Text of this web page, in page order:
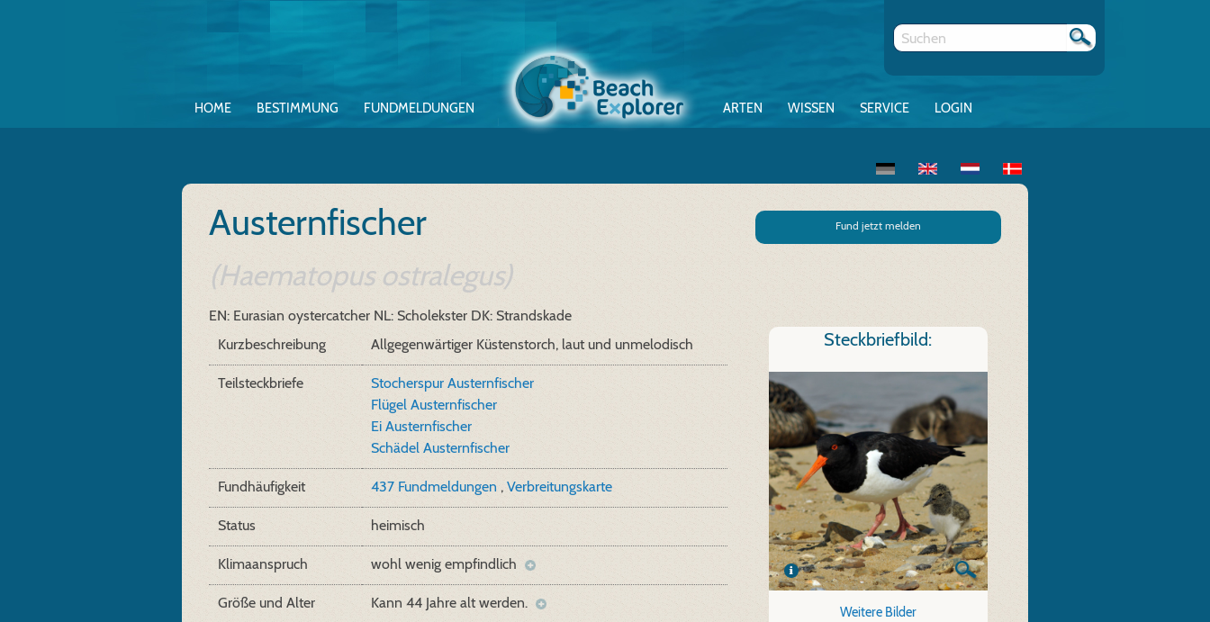
HOME BESTIMMUNG FUNDMELDUNGEN ARTEN WISSEN SERVICE LOGIN
Austernfischer
(Haematopus ostralegus)
EN: Eurasian oystercatcher NL: Scholekster DK: Strandskade
Fund jetzt melden
Kurzbeschreibung Allgegenwärtiger Küstenstorch, laut und unmelodisch
Teilsteckbriefe
Stocherspur Austernfischer
Flügel Austernfischer
Ei Austernfischer
Schädel Austernfischer
Fundhäufigkeit 437 Fundmeldungen , Verbreitungskarte
Status heimisch
Klimaanspruch wohl wenig empfindlich
Größe und Alter Kann 44 Jahre alt werden.
Steckbriefbild:
Weitere Bilder